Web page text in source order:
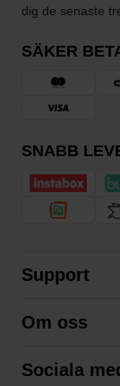
dig de senaste
SÄKER
SNABB
Support
Köpvillkor
Om oss
Sociala